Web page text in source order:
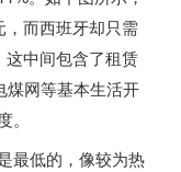
，而西班牙却只需
这中间包含了租赁
煤网等基本生活开
最低的，像较为热